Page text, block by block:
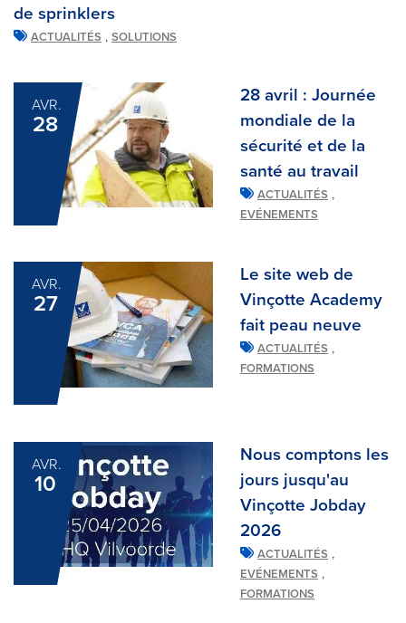
de sprinklers
ACTUALITÉS , SOLUTIONS
AVR.
28
28 avril : Journée
mondiale de la
sécurité et de la
santé au travail
ACTUALITÉS ,
EVÉNEMENTS
AVR.
27
Le site web de
Vinçotte Academy
fait peau neuve
ACTUALITÉS ,
FORMATIONS
AVR.
10
Nous comptons les
jours jusqu'au
Vinçotte Jobday
2026
ACTUALITÉS ,
EVÉNEMENTS ,
FORMATIONS